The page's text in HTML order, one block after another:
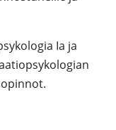
Ia ja